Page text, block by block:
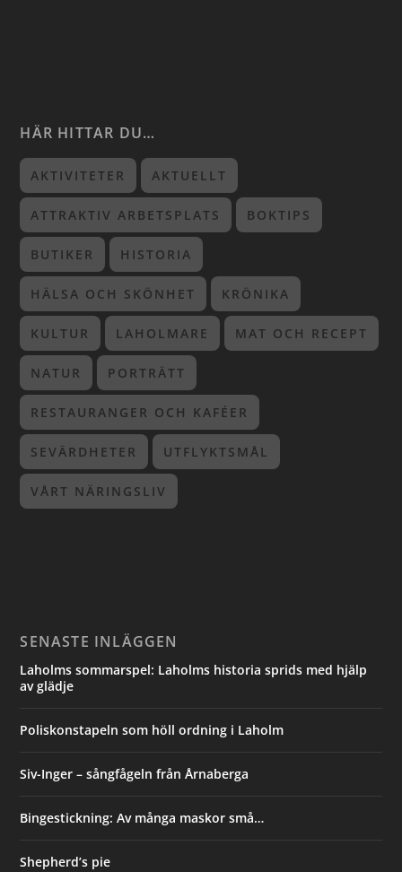
HÄR HITTAR DU…
AKTIVITETER AKTUELLT
ATTRAKTIV ARBETSPLATS BOKTIPS
BUTIKER HISTORIA
HÄLSA OCH SKÖNHET KRÖNIKA
KULTUR LAHOLMARE MAT OCH RECEPT
NATUR PORTRÄTT
RESTAURANGER OCH KAFÉER
SEVÄRDHETER UTFLYKTSMÅL
VÅRT NÄRINGSLIV
SENASTE INLÄGGEN
Laholms sommarspel: Laholms historia sprids med hjälp
av glädje
Poliskonstapeln som höll ordning i Laholm
Siv-Inger – sångfågeln från Årnaberga
Bingestickning: Av många maskor små…
Shepherd’s pie